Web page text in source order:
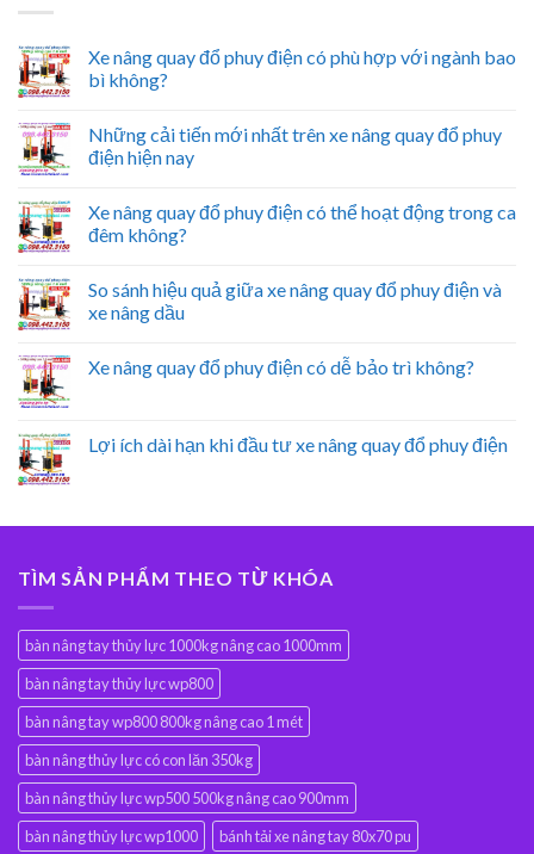
Xe nâng quay đổ phuy điện có phù hợp với ngành bao
bì không?
Những cải tiến mới nhất trên xe nâng quay đổ phuy
điện hiện nay
Xe nâng quay đổ phuy điện có thể hoạt động trong ca
đêm không?
So sánh hiệu quả giữa xe nâng quay đổ phuy điện và
xe nâng dầu
Xe nâng quay đổ phuy điện có dễ bảo trì không?
Lợi ích dài hạn khi đầu tư xe nâng quay đổ phuy điện
TÌM SẢN PHẨM THEO TỪ KHÓA
bàn nâng tay thủy lực 1000kg nâng cao 1000mm
bàn nâng tay thủy lực wp800
bàn nâng tay wp800 800kg nâng cao 1 mét
bàn nâng thủy lực có con lăn 350kg
bàn nâng thủy lực wp500 500kg nâng cao 900mm
bàn nâng thủy lực wp1000
bánh tải xe nâng tay 80x70 pu